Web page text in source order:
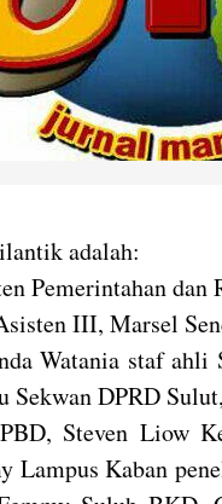
adalah:
Pemerintahan
III, Marsel
Watania staf
Sekwan DPRD
Steven Liow
Lampus Kaban